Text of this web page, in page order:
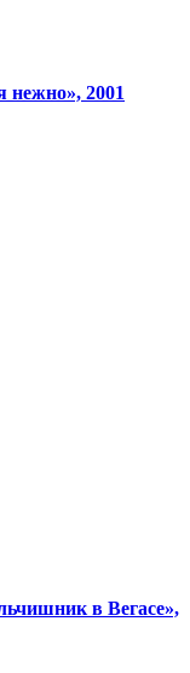
нежно», 2001
в Вегасе»,